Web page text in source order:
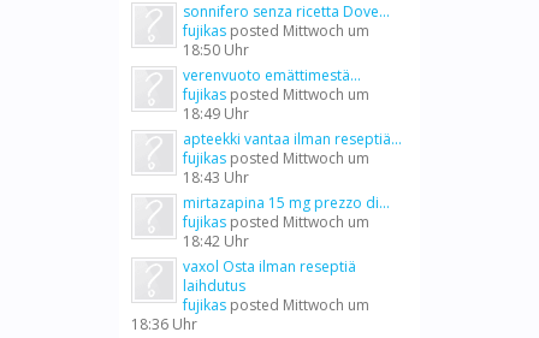
sonnifero senza ricetta Dove...
fujikas posted Mittwoch um
18:50 Uhr
verenvuoto emättimestä...
fujikas posted Mittwoch um
18:49 Uhr
apteekki vantaa ilman reseptiä...
fujikas posted Mittwoch um
18:43 Uhr
mirtazapina 15 mg prezzo di...
fujikas posted Mittwoch um
18:42 Uhr
vaxol Osta ilman reseptiä
laihdutus
fujikas posted Mittwoch um
18:36 Uhr